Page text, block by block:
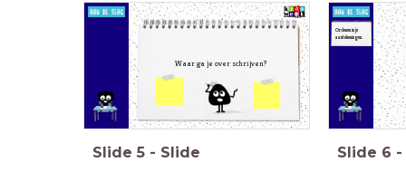
Waar ga je over schrijven?
Slide 5 - Slide
Ordenen in je
aantekeningen.
Slide 6 -